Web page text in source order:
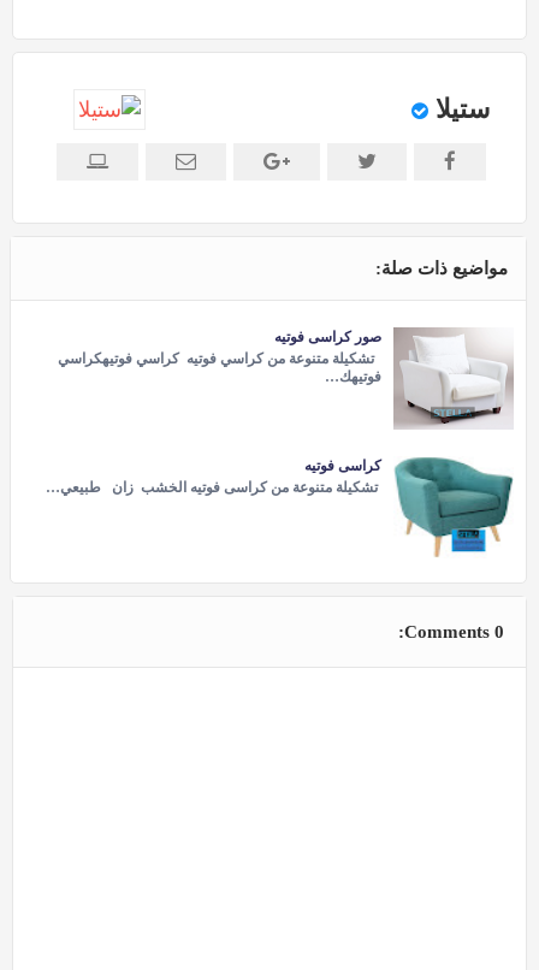
ستيلا
مواضيع ذات صلة:
صور كراسى فوتيه
تشكيلة متنوعة من كراسي فوتيه كراسي فوتيهكراسي
فوتيهك…
كراسى فوتيه
تشكيلة متنوعة من كراسى فوتيه الخشب زان طبيعي…
0 Comments: